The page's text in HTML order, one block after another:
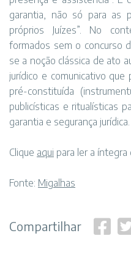
garantia, não só para as
próprios Juízes”. No
formados sem o concurso
se a noção clássica de ato
jurídico e comunicativo
pré-constituída
publicísticas e ritualísticas
garantia e segurança jurídica.
Clique aqui para ler a íntegra
Fonte: Migalhas
Compartilhar